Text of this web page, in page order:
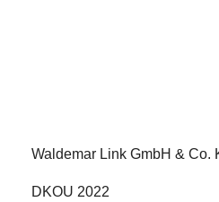
Waldemar Link GmbH & Co.
DKOU 2022